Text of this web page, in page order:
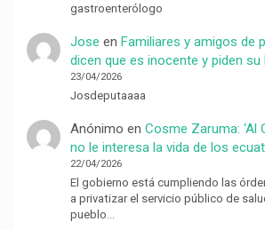
gastroenterólogo
Jose en Familiares y amigos de
dicen que es inocente y piden su
23/04/2026
Josdeputaaaa
Anónimo en Cosme Zaruma: ‘Al
no le interesa la vida de los
22/04/2026
El gobierno está cumpliendo las
a privatizar el servicio público de
pueblo…